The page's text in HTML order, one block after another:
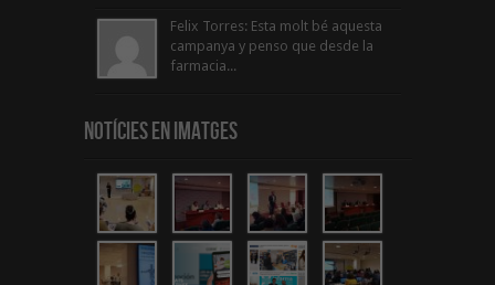
Felix Torres: Esta molt bé aquesta
campanya y penso que desde la
farmacia...
Notícies en Imatges